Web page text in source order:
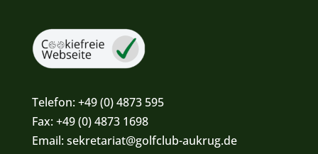
Telefon:+49 (0) 4873 595
Fax:+49 (0) 4873 1698
Email:sekretariat@golfclub-aukrug.de